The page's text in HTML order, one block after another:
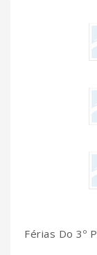
Férias Do 3º